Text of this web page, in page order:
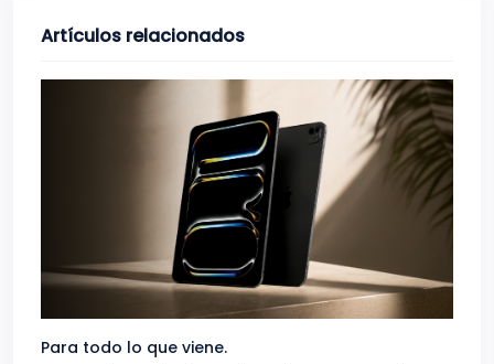
Artículos relacionados
Para todo lo que viene.